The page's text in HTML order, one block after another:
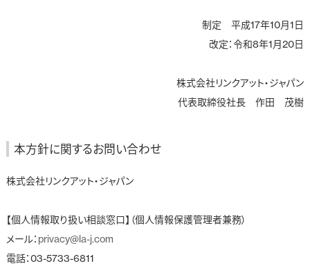
制定 平成17年10月1日
改定：令和8年1月20日
株式会社リンクアット・ジャパン
代表取締役社長 作田 茂樹
本方針に関するお問い合わせ
株式会社リンクアット・ジャパン
【個人情報取り扱い相談窓口】（個人情報保護管理者兼務）
メール： privacy@la-j.com
電話：03-5733-6811